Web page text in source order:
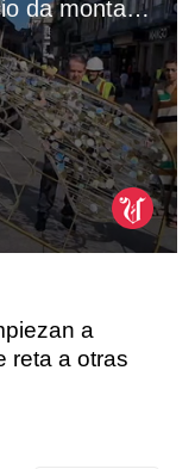
Abel Caballero asiste ao inicio da montaxe das luces de Nadal. Abel Caballero asiste ao inicio da montaxe das luces de Nadal. Abel Caballero asiste ao inicio da montaxe das luces de Nadal.
a
reta a otras